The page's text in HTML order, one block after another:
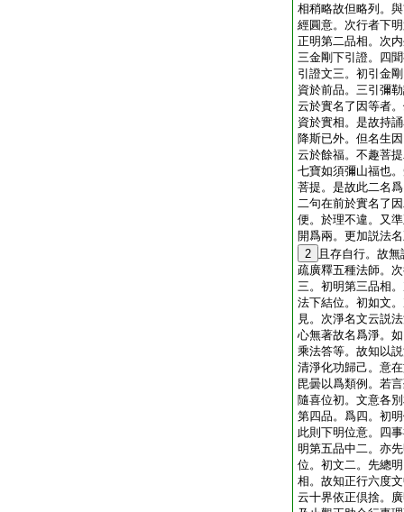
相稍略故但略列。
經圓意。次行者下
正明第二品相。次
三金剛下引證。四
引證文三。初引金
資於前品。三引彌
云於實名了因等者
資於實相。是故持
降斯已外。但名生
云於餘福。不趣菩
七寶如須彌山福也
菩提。是故此二名
二句在前於實名了
便。於理不違。又
開爲兩。更加説法
2
且存自行。故
疏廣釋五種法師。
三。初明第三品相
法下結位。初如文
見。次淨名文云説
心無著故名爲淨。
乘法答等。故知以
清淨化功歸己。意
毘曇以爲類例。若
隨喜位初。文意各
第四品。爲四。初
此則下明位意。四
明第五品中二。亦
位。初文二。先總
相。故知正行六度
云十界依正倶捨。